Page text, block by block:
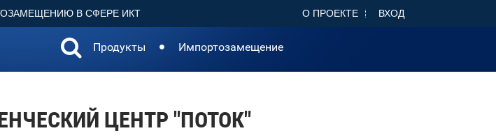
В СФЕРЕ ИКТ О ПРОЕКТЕ ВХОД
Продукты Импортозамещение
ЦЕНТР "ПОТОК"